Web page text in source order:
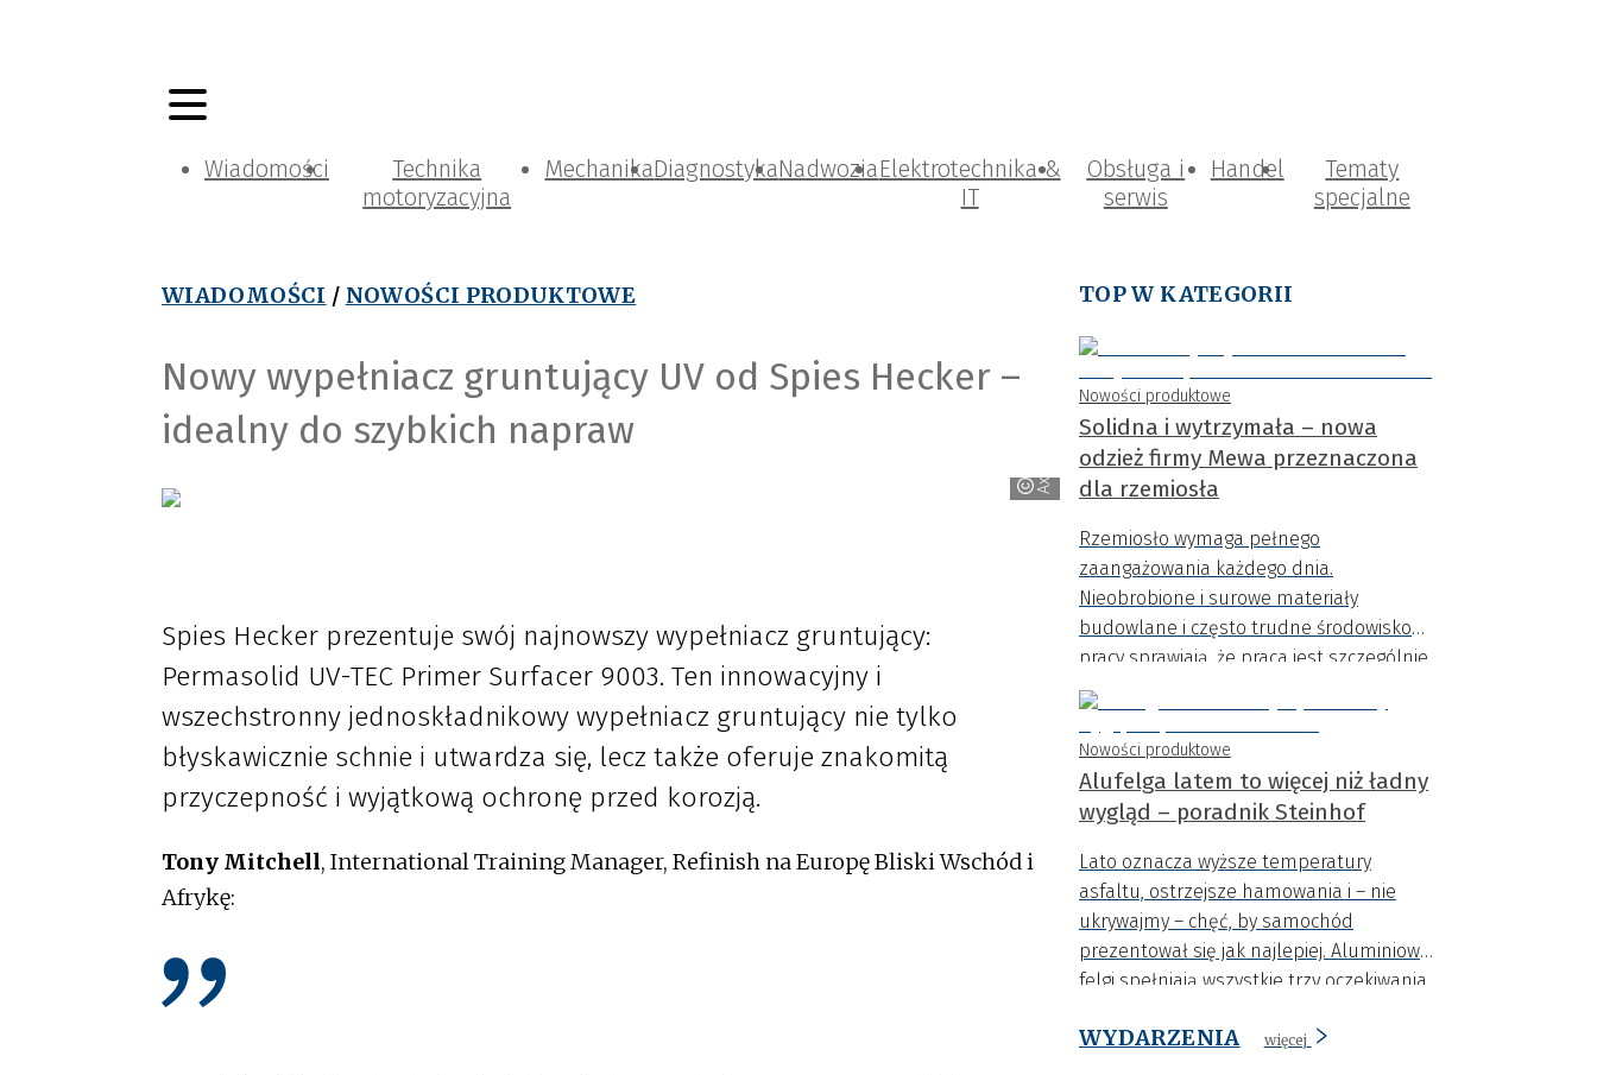
Wiadomości
Technika
motoryzacyjna
MechanikaDiagnostykaNadwoziaElektrotechnika &
IT
Obsługa i
serwis
Handel
Tematy
specjalne
WIADOMOŚCI / NOWOŚCI PRODUKTOWE
Nowy wypełniacz gruntujący UV od Spies Hecker –
idealny do szybkich napraw
Axalta
Spies Hecker prezentuje swój najnowszy wypełniacz gruntujący:
Permasolid UV-TEC Primer Surfacer 9003. Ten innowacyjny i
wszechstronny jednoskładnikowy wypełniacz gruntujący nie tylko
błyskawicznie schnie i utwardza się, lecz także oferuje znakomitą
przyczepność i wyjątkową ochronę przed korozją.
Tony Mitchell, International Training Manager, Refinish na Europę Bliski Wschód i
Afrykę:
TOP W KATEGORII
Nowości produktowe
Solidna i wytrzymała – nowa
odzież firmy Mewa przeznaczona
dla rzemiosła
Rzemiosło wymaga pełnego
zaangażowania każdego dnia.
Nieobrobione i surowe materiały
budowlane i często trudne środowisko
pracy sprawiają, że praca jest szczególnie
wymagająca.
Nowości produktowe
Alufelga latem to więcej niż ładny
wygląd – poradnik Steinhof
Lato oznacza wyższe temperatury
asfaltu, ostrzejsze hamowania i – nie
ukrywajmy – chęć, by samochód
prezentował się jak najlepiej. Aluminiowe
felgi spełniają wszystkie trzy oczekiwania
bezpieczeństwo jazdy, odciążają
WYDARZENIA więcej